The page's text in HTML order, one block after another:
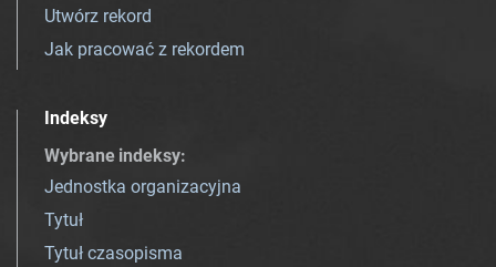
Utwórz rekord
Jak pracować z rekordem
Indeksy
Wybrane indeksy:
Jednostka organizacyjna
Tytuł
Tytuł czasopisma